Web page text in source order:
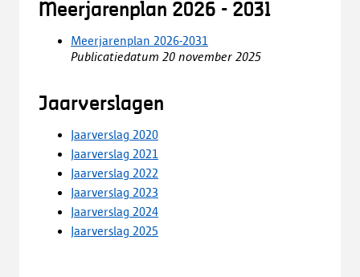
Meerjarenplan 2026 - 2031
Meerjarenplan 2026-2031
Publicatiedatum 20 november 2025
Jaarverslagen
Jaarverslag 2020
Jaarverslag 2021
Jaarverslag 2022
Jaarverslag 2023
Jaarverslag 2024
Jaarverslag 2025